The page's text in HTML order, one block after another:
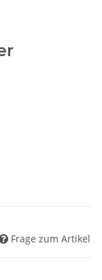
Frage zum Artikel